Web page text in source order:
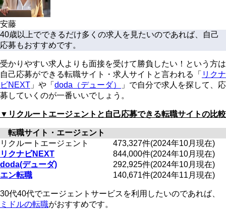
安藤
40歳以上でできるだけ多くの求人を見たいのであれば、自己
応募もおすすめです。
受かりやすい求人よりも面接を受けて勝負したい！という方は
自己応募ができる転職サイト・求人サイトと言われる「 リクナ
ビNEXT 」や「 doda（デューダ）
」で自分で求人を探して、応
募していくのが一番いいでしょう。
▼リクルートエージェントと自己応募できる転職サイトの比較
転職サイト・エージェント
リクルートエージェント
473,327件(2024年10月現在)
リクナビNEXT
844,000件(2024年10月現在)
doda(デューダ)
292,925件(2024年10月現在)
エン転職
140,671件(2024年11月現在)
30代40代でエージェントサービスを利用したいのであれば、
ミドルの転職がおすすめです。